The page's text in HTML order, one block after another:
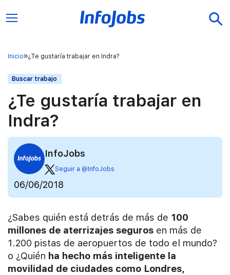
Inicio ¿Te gustaría trabajar en Indra?
Buscar trabajo
¿Te gustaría trabajar en
Indra?
InfoJobs
Seguir a @InfoJobs
06/06/2018
¿Sabes quién está detrás de más de 100
millones de aterrizajes seguros en más de
1.200 pistas de aeropuertos de todo el mundo?
o ¿Quién ha hecho más inteligente la
movilidad de ciudades como Londres,